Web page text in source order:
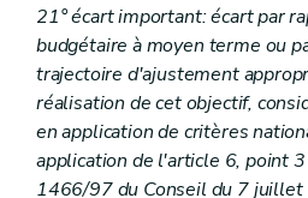
21° écart important: écart par
budgétaire à moyen terme ou
trajectoire d'ajustement
réalisation de cet objectif,
en application de critères
application de l'article 6, point
1466/97 du Conseil du 7